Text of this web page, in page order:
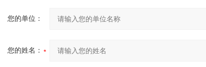
您的单位：
您的姓名：